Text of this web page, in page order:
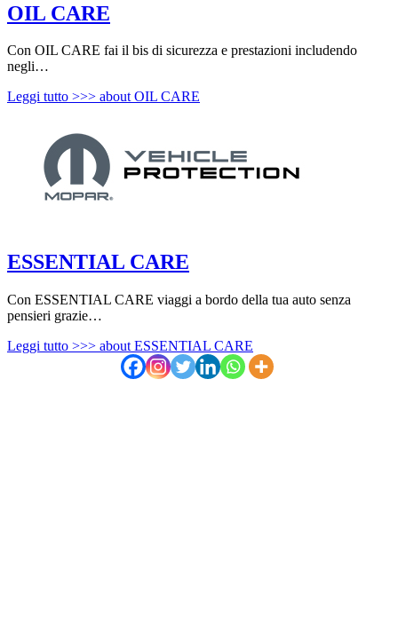
OIL CARE
Con OIL CARE fai il bis di sicurezza e prestazioni includendo
negli…
Leggi tutto >>> about OIL CARE
ESSENTIAL CARE
Con ESSENTIAL CARE viaggi a bordo della tua auto senza
pensieri grazie…
Leggi tutto >>> about ESSENTIAL CARE